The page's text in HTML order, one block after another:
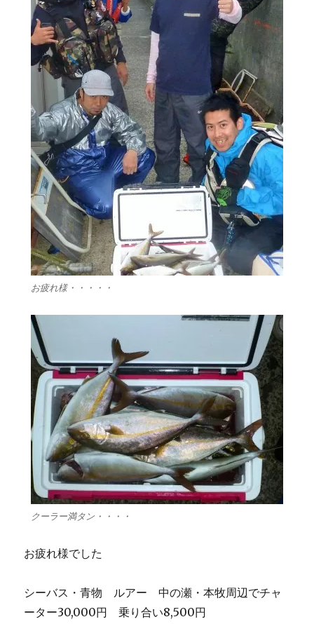
お疲れ様・・・・・
クーラー満タン・・・・
お疲れ様でした
シーバス・青物 ルアー 中の瀬・本牧周辺でチャ
ーター30,000円 乗り合い8,500円